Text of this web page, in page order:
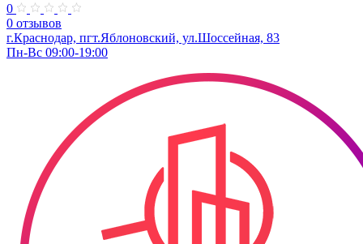
0
0 отзывов
г.Краснодар, пгт.Яблоновский, ул.Шоссейная, 83
Пн-Вс 09:00-19:00